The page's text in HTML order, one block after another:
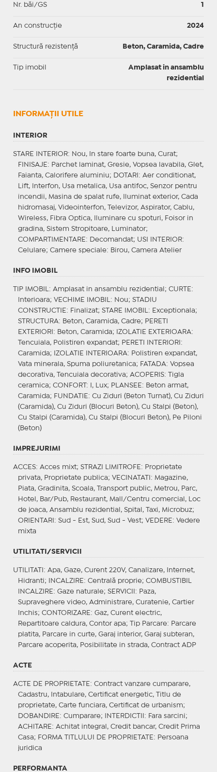
Nr. băi/GS 1
An construcție 2024
Structură rezistență Beton, Caramida, Cadre
Tip imobil
Amplasat in ansamblu
rezidential
INFORMAŢII UTILE
INTERIOR
STARE INTERIOR: Nou, In stare foarte buna, Curat;
FINISAJE : Parchet laminat, Gresie, Vopsea lavabila, Glet,
Faianta, Calorifere aluminiu;
DOTARI : Aer conditionat,
Lift, Interfon, Usa metalica, Usa antifoc, Senzor pentru
incendii, Masina de spalat rufe, Iluminat exterior, Cada
hidromasaj, Videointerfon, Televizor, Aspirator, Cablu,
Wireless, Fibra Optica, Iluminare cu spoturi, Foisor in
gradina, Sistem Stropitoare, Luminator;
COMPARTIMENTARE : Decomandat; USI INTERIOR:
Celulare; Camere speciale: Birou, Camera Atelier
INFO IMOBIL
TIP IMOBIL : Amplasat in ansamblu rezidential; CURTE :
Interioara; VECHIME IMOBIL : Nou; STADIU
CONSTRUCTIE : Finalizat; STARE IMOBIL : Exceptionala;
STRUCTURA: Beton, Caramida, Cadre; PERETI
EXTERIORI : Beton, Caramida; IZOLATIE EXTERIOARA:
Tencuiala, Polistiren expandat; PERETI INTERIORI :
Caramida;
IZOLATIE INTERIOARA: Polistiren expandat,
Vata minerala, Spuma poliuretanica; FATADA: Vopsea
decorativa, Tencuiala decorativa; ACOPERIS: Tigla
ceramica; CONFORT : I, Lux; PLANSEE : Beton armat,
Caramida; FUNDATIE : Cu Ziduri (Beton Turnat), Cu Ziduri
(Caramida), Cu Ziduri (Blocuri Beton), Cu Stalpi (Beton),
Cu Stalpi (Caramida), Cu Stalpi (Blocuri Beton), Pe Piloni
(Beton)
IMPREJURIMI
ACCES: Acces mixt; STRAZI LIMITROFE : Proprietate
privata, Proprietate publica; VECINATATI : Magazine,
Piata, Gradinita, Scoala, Transport public, Metrou, Parc,
Hotel, Bar/Pub, Restaurant, Mall/Centru comercial, Loc
de joaca, Ansamblu rezidential, Spital, Taxi, Microbuz;
ORIENTARI : Sud - Est, Sud, Sud - Vest; VEDERE : Vedere
mixta
UTILITATI/SERVICII
UTILITATI : Apa, Gaze, Curent 220V, Canalizare, Internet,
Hidranti;
INCALZIRE : Centrală proprie; COMBUSTIBIL
INCALZIRE : Gaze naturale; SERVICII : Paza,
Supraveghere video, Administrare, Curatenie, Cartier
Inchis; CONTORIZARE : Gaz, Curent electric,
Repartitoare caldura, Contor apa;
Tip Parcare: Parcare
platita, Parcare in curte, Garaj interior, Garaj subteran,
Parcare acoperita, Posibilitate in strada, Contract ADP
ACTE
ACTE DE PROPRIETATE : Contract vanzare cumparare,
Cadastru, Intabulare, Certificat energetic, Titlu de
proprietate, Carte funciara, Certificat de urbanism;
DOBANDIRE : Cumparare; INTERDICTII : Fara sarcini;
ACHITARE : Achitat integral, Credit bancar, Credit Prima
Casa; FORMA TITLULUI DE PROPRIETATE : Persoana
juridica
PERFORMANTA